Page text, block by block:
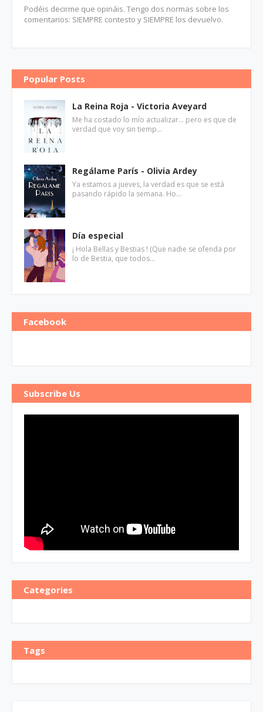
Podéis decirme que opináis. Tengo dos normas sobre los
comentarios: SIEMPRE contesto y SIEMPRE los devuelvo.
Popular Posts
La Reina Roja - Victoria Aveyard
Me ha costado lo mío actualizar... pero es que de
verdad que voy sin tiemp…
Regálame París - Olivia Ardey
Ya estamos a jueves, la verdad es que se está
pasando rápido la semana. Ho…
Día especial
¡ Hola Bellas y Bestias ! (Que nadie se ofenda por
lo de Bestia, que todos…
Facebook
Subscribe Us
Categories
Tags